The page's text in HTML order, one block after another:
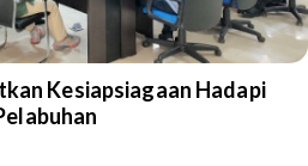
Kesiapsiagaan Hadapi